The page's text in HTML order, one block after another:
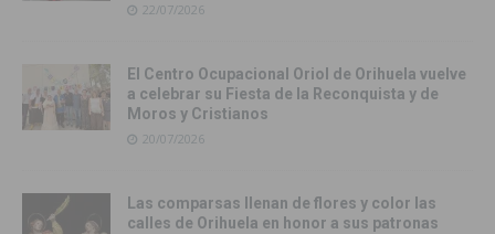
22/07/2026
El Centro Ocupacional Oriol de Orihuela vuelve
a celebrar su Fiesta de la Reconquista y de
Moros y Cristianos
20/07/2026
Las comparsas llenan de flores y color las
calles de Orihuela en honor a sus patronas